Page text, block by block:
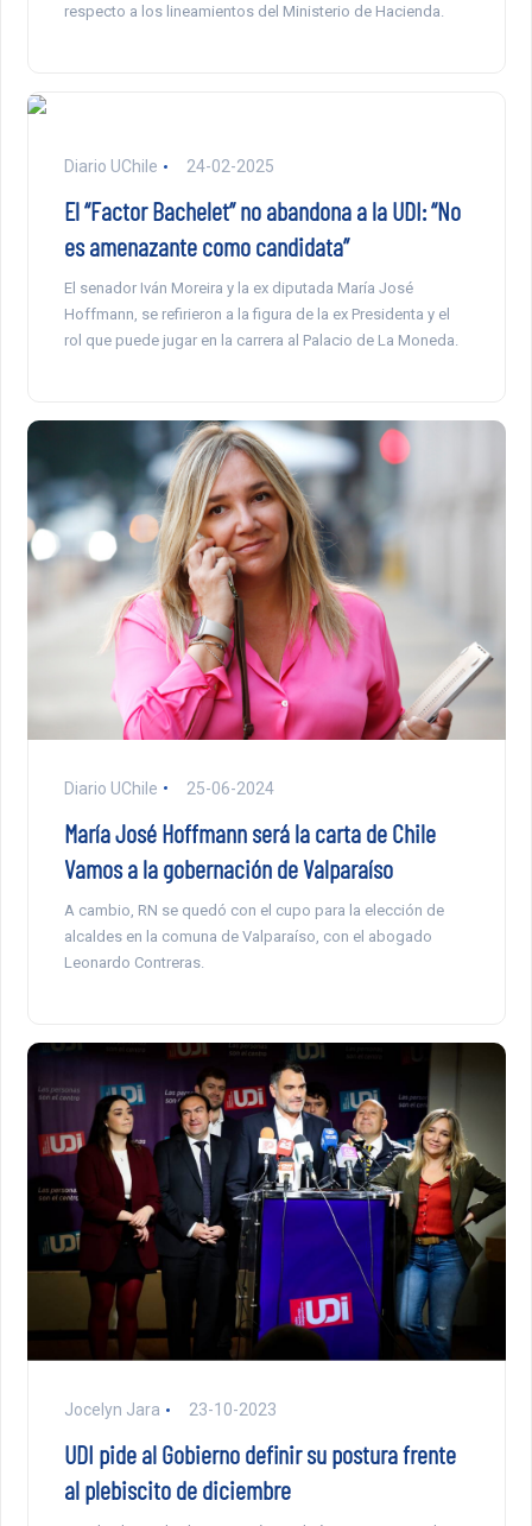
respecto a los lineamientos del Ministerio de Hacienda.
Diario UChile 24-02-2025
El “Factor Bachelet” no abandona a la UDI: “No
es amenazante como candidata”
El senador Iván Moreira y la ex diputada María José
Hoffmann, se refirieron a la figura de la ex Presidenta y el
rol que puede jugar en la carrera al Palacio de La Moneda.
Diario UChile 25-06-2024
María José Hoffmann será la carta de Chile
Vamos a la gobernación de Valparaíso
A cambio, RN se quedó con el cupo para la elección de
alcaldes en la comuna de Valparaíso, con el abogado
Leonardo Contreras.
Jocelyn Jara 23-10-2023
UDI pide al Gobierno definir su postura frente
al plebiscito de diciembre